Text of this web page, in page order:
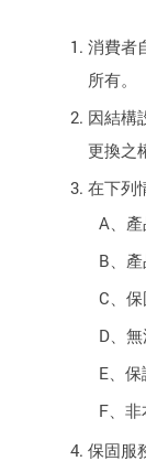
消費者
所有。
因結構
更換之
在下列
A、產
B、
C、
D、
E、
F、非
保固服